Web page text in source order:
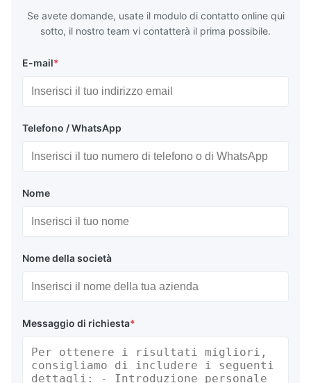
Se avete domande, usate il modulo di contatto online qui
sotto, il nostro team vi contatterà il prima possibile.
E-mail*
Telefono / WhatsApp
Nome
Nome della società
Messaggio di richiesta*